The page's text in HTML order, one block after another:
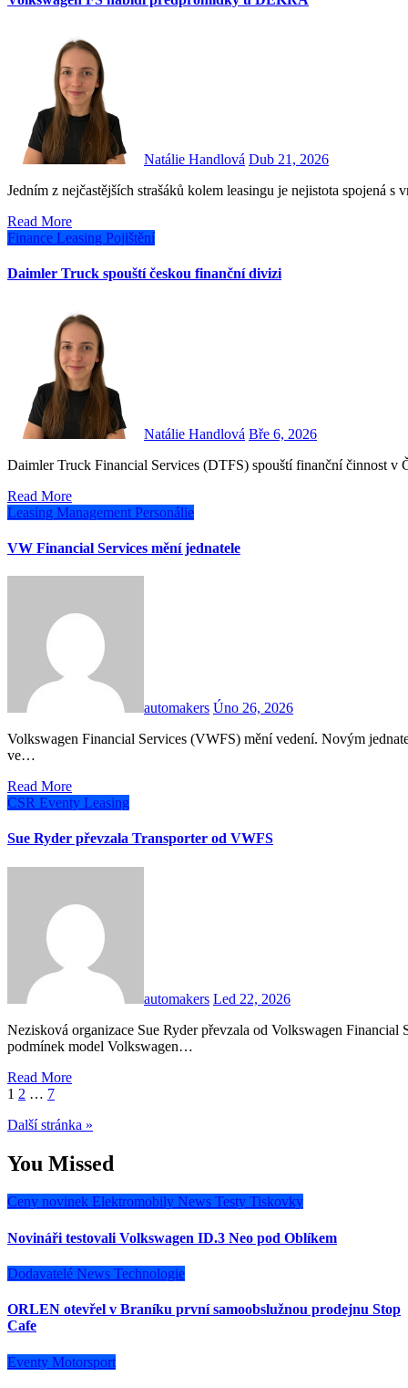
Natálie Handlová Dub 21, 2026
Jedním z nejčastějších strašáků kolem leasingu je nejistota spojená
Read More
Finance Leasing Pojištění
Daimler Truck spouští českou finanční divizi
Natálie Handlová Bře 6, 2026
Daimler Truck Financial Services (DTFS) spouští finanční činnost
Read More
Leasing Management Personálie
VW Financial Services mění jednatele
automakers Úno 26, 2026
Volkswagen Financial Services (VWFS) mění vedení. Novým jednatelem společnosti se od 1. března stane André Warmuth, který
ve…
Read More
CSR Eventy Leasing
Sue Ryder převzala Transporter od VWFS
automakers Led 22, 2026
Nezisková organizace Sue Ryder převzala od Volkswagen Financial Services a Porsche Česká republika za zvýhodněných
podmínek model Volkswagen…
Read More
Stránkování
příspěvků
1 2 … 7
Další stránka »
You Missed
Ceny novinek Elektromobily News Testy Tiskovky
Novináři testovali Volkswagen ID.3 Neo pod Oblíkem
Dodavatelé News Technologie
ORLEN otevřel v Braníku první samoobslužnou prodejnu Stop
Cafe
Eventy Motorsport